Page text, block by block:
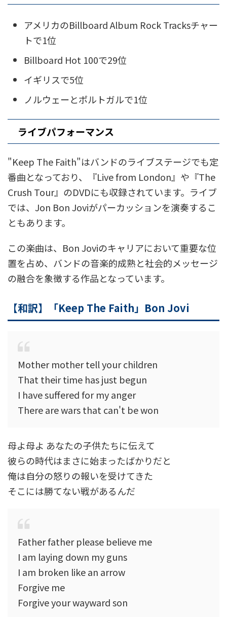
アメリカのBillboard Album Rock Tracksチャー
トで1位
Billboard Hot 100で29位
イギリスで5位
ノルウェーとポルトガルで1位
ライブパフォーマンス
"Keep The Faith"はバンドのライブステージでも定
番曲となっており、『Live from London』や『The
Crush Tour』のDVDにも収録されています。ライブ
では、Jon Bon Joviがパーカッションを演奏するこ
ともあります。
この楽曲は、Bon Joviのキャリアにおいて重要な位
置を占め、バンドの音楽的成熟と社会的メッセージ
の融合を象徴する作品となっています。
【和訳】「Keep The Faith」Bon Jovi
Mother mother tell your children
That their time has just begun
I have suffered for my anger
There are wars that can't be won
母よ母よ あなたの子供たちに伝えて
彼らの時代はまさに始まったばかりだと
俺は自分の怒りの報いを受けてきた
そこには勝てない戦があるんだ
Father father please believe me
I am laying down my guns
I am broken like an arrow
Forgive me
Forgive your wayward son